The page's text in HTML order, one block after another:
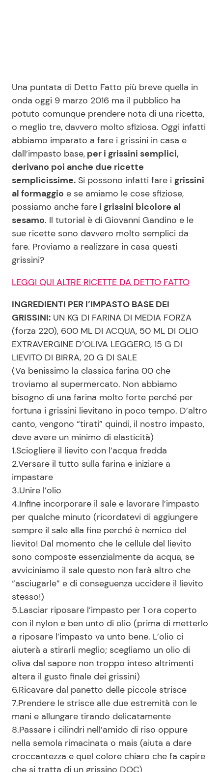
Festività Ricette per Bambini
Seguici
Info
Chi siamo
Disclaimer e Privacy
Redazione
Privacy Policy
Una puntata di Detto Fatto più breve quella in
onda oggi 9 marzo 2016 ma il pubblico ha
potuto comunque prendere nota di una ricetta,
o meglio tre, davvero molto sfiziosa. Oggi infatti
abbiamo imparato a fare i grissini in casa e
dall’impasto base, per i grissini semplici,
derivano poi anche due ricette
semplicissime. Si possono infatti fare i grissini
al formaggio e se amiamo le cose sfiziose,
possiamo anche fare i grissini bicolore al
sesamo. Il tutorial è di Giovanni Gandino e le
sue ricette sono davvero molto semplici da
fare. Proviamo a realizzare in casa questi
grissini?
LEGGI QUI ALTRE RICETTE DA DETTO FATTO
INGREDIENTI PER l’IMPASTO BASE DEI
GRISSINI: UN KG DI FARINA DI MEDIA FORZA
(forza 220), 600 ML DI ACQUA, 50 ML DI OLIO
EXTRAVERGINE D’OLIVA LEGGERO, 15 G DI
LIEVITO DI BIRRA, 20 G DI SALE
(Va benissimo la classica farina 00 che
troviamo al supermercato. Non abbiamo
bisogno di una farina molto forte perché per
fortuna i grissini lievitano in poco tempo. D’altro
canto, vengono “tirati” quindi, il nostro impasto,
deve avere un minimo di elasticità)
1.Sciogliere il lievito con l’acqua fredda
2.Versare il tutto sulla farina e iniziare a
impastare
3.Unire l’olio
4.Infine incorporare il sale e lavorare l’impasto
per qualche minuto (ricordatevi di aggiungere
sempre il sale alla fine perché è nemico del
lievito! Dal momento che le cellule del lievito
sono composte essenzialmente da acqua, se
avviciniamo il sale questo non farà altro che
“asciugarle” e di conseguenza uccidere il lievito
stesso!)
5.Lasciar riposare l’impasto per 1 ora coperto
con il nylon e ben unto di olio (prima di metterlo
a riposare l’impasto va unto bene. L’olio ci
aiuterà a stirarli meglio; scegliamo un olio di
oliva dal sapore non troppo inteso altrimenti
altera il gusto finale dei grissini)
6.Ricavare dal panetto delle piccole strisce
7.Prendere le strisce alle due estremità con le
mani e allungare tirando delicatamente
8.Passare i cilindri nell’amido di riso oppure
nella semola rimacinata o mais (aiuta a dare
croccantezza e quel colore chiaro che fa capire
che si tratta di un grissino DOC)